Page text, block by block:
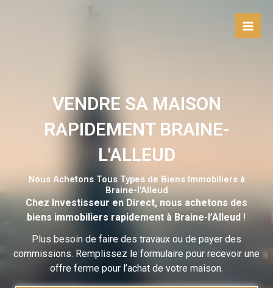
VENDRE SA MAISON
RAPIDEMENT BRAINE-
L'ALLEUD
Nous Achetons Tous Types de Biens Immobiliers à
Braine-l'Alleud
Chez Investisseur en Direct, nous achetons des
biens immobiliers rapidement à Braine-l’Alleud !
Plus besoin de faire des travaux ou de payer des
commissions. Remplissez le formulaire pour recevoir une
offre ferme pour l’achat de votre maison.